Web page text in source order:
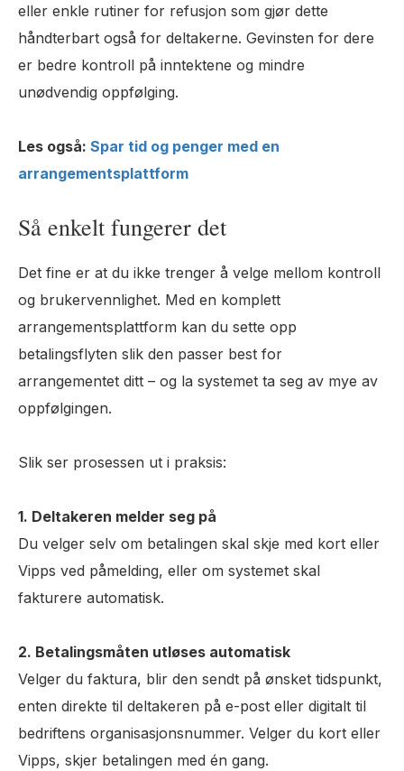
eller enkle rutiner for refusjon som gjør dette
håndterbart også for deltakerne. Gevinsten for dere
er bedre kontroll på inntektene og mindre
unødvendig oppfølging.
Les også: Spar tid og penger med en
arrangementsplattform
Så enkelt fungerer det
Det fine er at du ikke trenger å velge mellom kontroll
og brukervennlighet. Med en komplett
arrangementsplattform kan du sette opp
betalingsflyten slik den passer best for
arrangementet ditt – og la systemet ta seg av mye av
oppfølgingen.
Slik ser prosessen ut i praksis:
1. Deltakeren melder seg på
Du velger selv om betalingen skal skje med kort eller
Vipps ved påmelding, eller om systemet skal
fakturere automatisk.
2. Betalingsmåten utløses automatisk
Velger du faktura, blir den sendt på ønsket tidspunkt,
enten direkte til deltakeren på e-post eller digitalt til
bedriftens organisasjonsnummer. Velger du kort eller
Vipps, skjer betalingen med én gang.